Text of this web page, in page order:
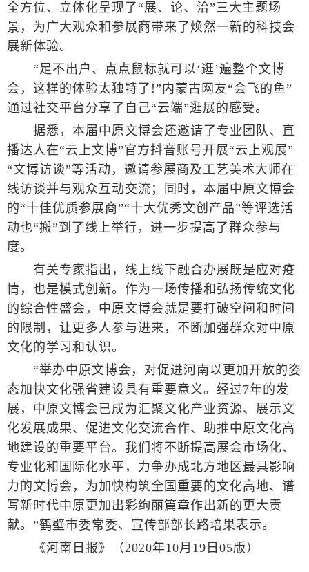
全方位、立体化呈现了“展、论、洽”三大主题场
景，为广大观众和参展商带来了焕然一新的科技会
展新体验。
“足不出户、点点鼠标就可以‘逛’遍整个文博
会，这样的体验太独特了!”内蒙古网友“会飞的鱼”
通过社交平台分享了自己“云端”逛展的感受。
据悉，本届中原文博会还邀请了专业团队、直
播达人在“云上文博”官方抖音账号开展“云上观展”
“文博访谈”等活动，邀请参展商及工艺美术大师在
线访谈并与观众互动交流；同时，本届中原文博会
的“十佳优质参展商”“十大优秀文创产品”等评选活
动也“搬”到了线上举行，进一步提高了群众参与
度。
有关专家指出，线上线下融合办展既是应对疫
情，也是模式创新。作为一场传播和弘扬传统文化
的综合性盛会，中原文博会就是要打破空间和时间
的限制，让更多人参与进来，不断加强群众对中原
文化的学习和认识。
“举办中原文博会，对促进河南以更加开放的姿
态加快文化强省建设具有重要意义。经过7年的发
展，中原文博会已成为汇聚文化产业资源、展示文
化发展成果、促进文化交流合作、助推中原文化高
地建设的重要平台。我们将不断提高展会市场化、
专业化和国际化水平，力争办成北方地区最具影响
力的文博会，为加快构筑全国重要的文化高地、谱
写新时代中原更加出彩绚丽篇章作出新的更大贡
献。”鹤壁市委常委、宣传部部长路培果表示。
《河南日报》（2020年10月19日05版）